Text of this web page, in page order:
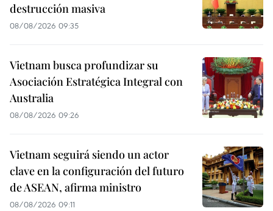
destrucción masiva
08/08/2026 09:35
Vietnam busca profundizar su
Asociación Estratégica Integral con
Australia
08/08/2026 09:26
Vietnam seguirá siendo un actor
clave en la configuración del futuro
de ASEAN, afirma ministro
08/08/2026 09:11